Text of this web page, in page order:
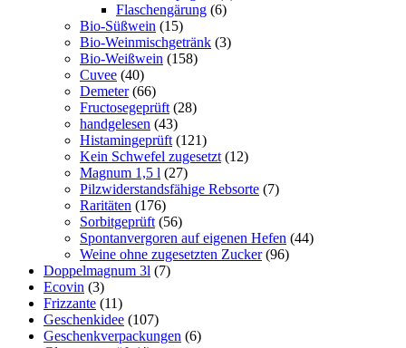
Flaschengärung (6)
Bio-Süßwein (15)
Bio-Weinmischgetränk (3)
Bio-Weißwein (158)
Cuvee (40)
Demeter (66)
Fructosegeprüft (28)
handgelesen (43)
Histamingeprüft (121)
Kein Schwefel zugesetzt (12)
Magnum 1,5 l (27)
Pilzwiderstandsfähige Rebsorte (7)
Raritäten (176)
Sorbitgeprüft (56)
Spontanvergoren auf eigenen Hefen (44)
Weine ohne zugesetzten Zucker (96)
Doppelmagnum 3l (7)
Ecovin (3)
Frizzante (11)
Geschenkidee (107)
Geschenkverpackungen (6)